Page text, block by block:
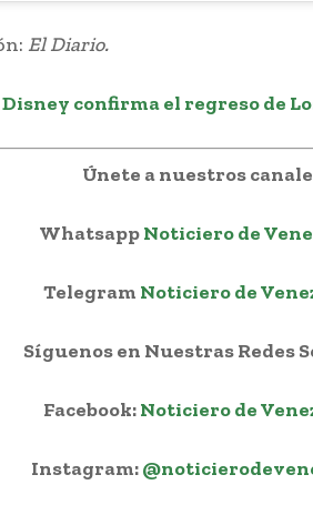
El Diario.
Disney confirma el regreso de
Únete a nuestros
WhatsappNoticiero de
Telegram Noticiero de
Síguenos en Nuestras Redes
Facebook:Noticiero de
Instagram: